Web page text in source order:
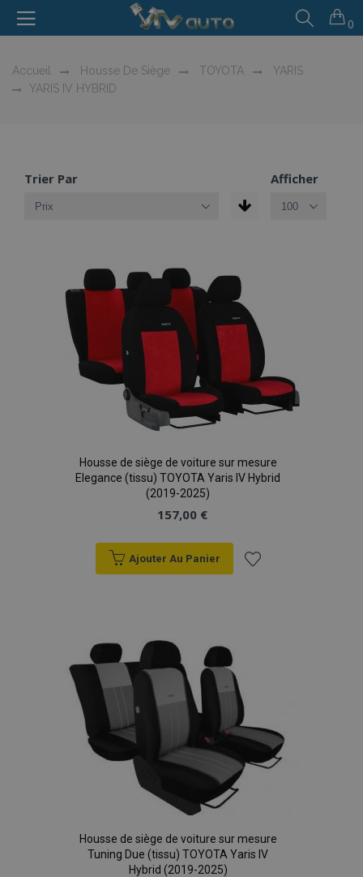
0
Accueil Housse De Siège TOYOTA
YARIS
YARIS IV HYBRID
Trier Par Afficher
Housse de siège de voiture sur mesure
Elegance (tissu) TOYOTA Yaris IV Hybrid
(2019-2025)
157,00 €
Ajouter Au Panier
d'achats
Housse de siège de voiture sur mesure
Tuning Due (tissu) TOYOTA Yaris IV
Hybrid (2019-2025)